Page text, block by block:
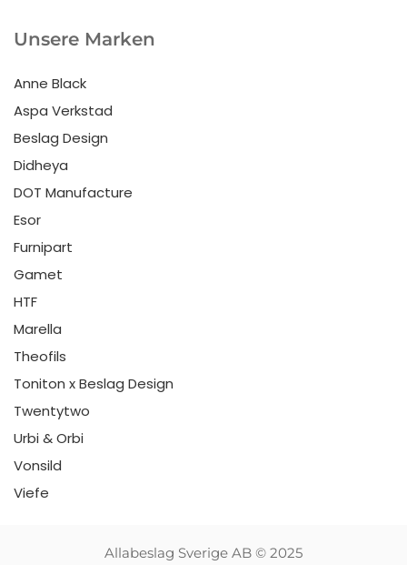
Unsere Marken
Anne Black
Aspa Verkstad
Beslag Design
Didheya
DOT Manufacture
Esor
Furnipart
Gamet
HTF
Marella
Theofils
Toniton x Beslag Design
Twentytwo
Urbi & Orbi
Vonsild
Viefe
Allabeslag Sverige AB © 2025